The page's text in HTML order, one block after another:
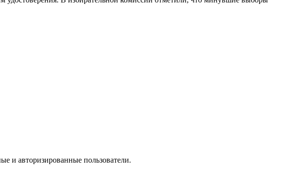
и авторизированные пользователи.